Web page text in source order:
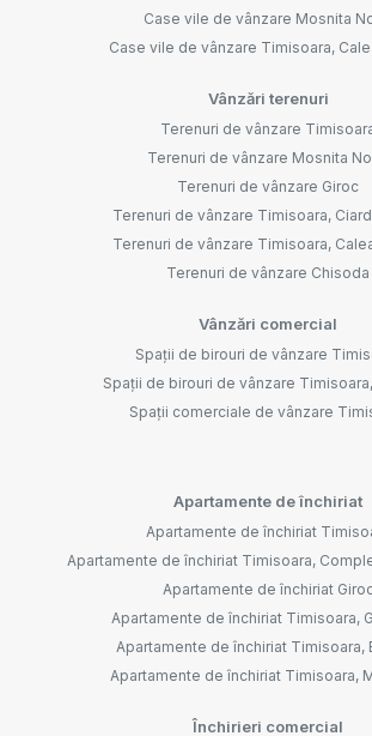
Case vile de vânzare Mosnita
Case vile de vânzare Timisoara,
Vânzări terenuri
Terenuri de vânzare
Terenuri de vânzare Mosnita
Terenuri de vânzare Giroc
Terenuri de vânzare Timisoara,
Terenuri de vânzare Timisoara,
Terenuri de vânzare Chisoda
Vânzări comercial
Spații de birouri de vânzare
Spații de birouri de vânzare
Spații comerciale de vânzare
Apartamente de închiriat
Apartamente de închiriat
Apartamente de închiriat Timisoara,
Apartamente de închiriat
Apartamente de închiriat Timisoara,
Apartamente de închiriat Timisoara,
Apartamente de închiriat Timisoara,
Închirieri comercial